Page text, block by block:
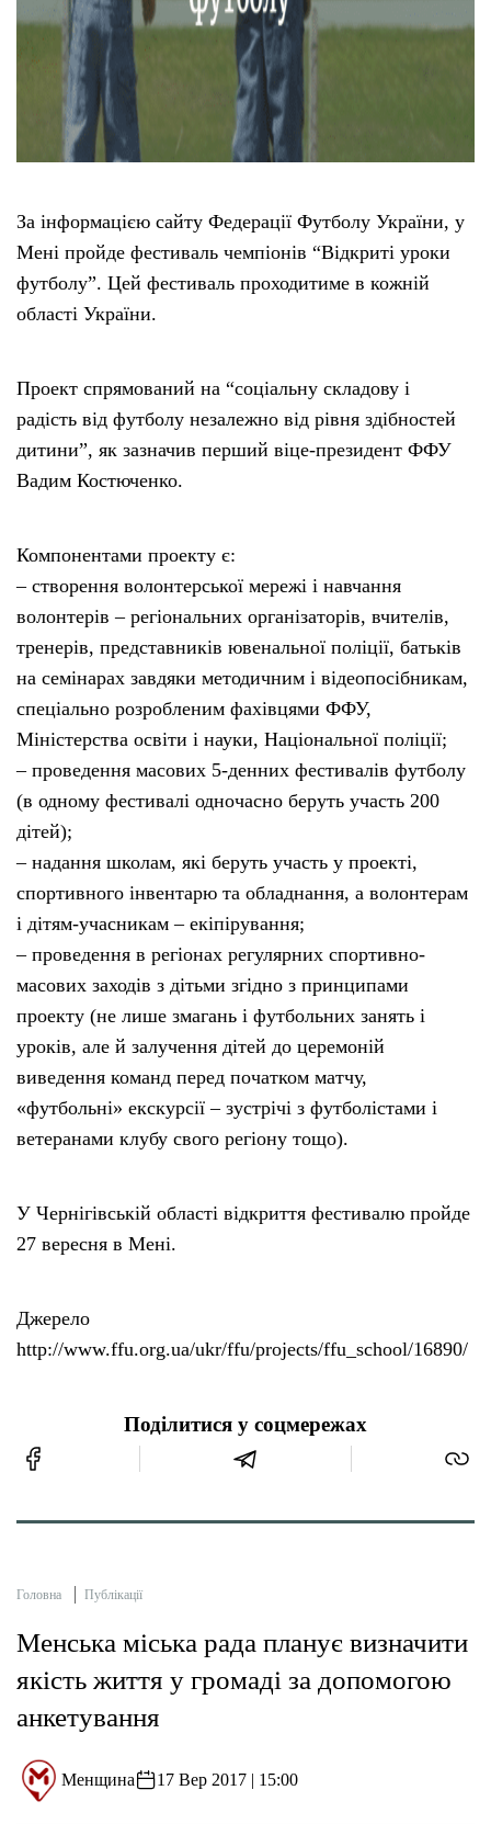
За інформацією сайту Федерації Футболу України, у
Мені пройде фестиваль чемпіонів “Відкриті уроки
футболу”. Цей фестиваль проходитиме в кожній
області України.
Проект спрямований на “соціальну складову і
радість від футболу незалежно від рівня здібностей
дитини”, як зазначив перший віце-президент ФФУ
Вадим Костюченко.
Компонентами проекту є:
– створення волонтерської мережі і навчання
волонтерів – регіональних організаторів, вчителів,
тренерів, представників ювенальної поліції, батьків
на семінарах завдяки методичним і відеопосібникам,
спеціально розробленим фахівцями ФФУ,
Міністерства освіти і науки, Національної поліції;
– проведення масових 5-денних фестивалів футболу
(в одному фестивалі одночасно беруть участь 200
дітей);
– надання школам, які беруть участь у проекті,
спортивного інвентарю та обладнання, а волонтерам
і дітям-учасникам – екіпірування;
– проведення в регіонах регулярних спортивно-
масових заходів з дітьми згідно з принципами
проекту (не лише змагань і футбольних занять і
уроків, але й залучення дітей до церемоній
виведення команд перед початком матчу,
«футбольні» екскурсії – зустрічі з футболістами і
ветеранами клубу свого регіону тощо).
У Чернігівській області відкриття фестивалю пройде
27 вересня в Мені.
Джерело
http://www.ffu.org.ua/ukr/ffu/projects/ffu_school/16890/
Поділитися у соцмережах
Головна Публікації
Менська міська рада планує визначити
якість життя у громаді за допомогою
анкетування
Менщина 17 Вер 2017 | 15:00